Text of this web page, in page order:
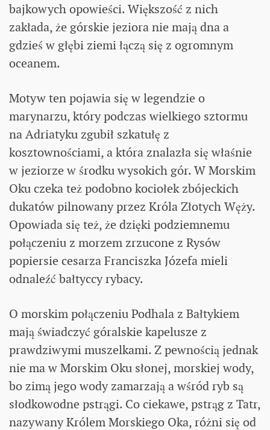
bajkowych opowieści. Większość z nich
zakłada, że górskie jeziora nie mają dna a
gdzieś w głębi ziemi łączą się z ogromnym
oceanem.
Motyw ten pojawia się w legendzie o
marynarzu, który podczas wielkiego sztormu
na Adriatyku zgubił szkatułę z
kosztownościami, a która znalazła się właśnie
w jeziorze w środku wysokich gór. W Morskim
Oku czeka też podobno kociołek zbójeckich
dukatów pilnowany przez Króla Złotych Węży.
Opowiada się też, że dzięki podziemnemu
połączeniu z morzem zrzucone z Rysów
popiersie cesarza Franciszka Józefa mieli
odnaleźć bałtyccy rybacy.
O morskim połączeniu Podhala z Bałtykiem
mają świadczyć góralskie kapelusze z
prawdziwymi muszelkami. Z pewnością jednak
nie ma w Morskim Oku słonej, morskiej wody,
bo zimą jego wody zamarzają a wśród ryb są
słodkowodne pstrągi. Co ciekawe, pstrąg z Tatr,
nazywany Królem Morskiego Oka, różni się od